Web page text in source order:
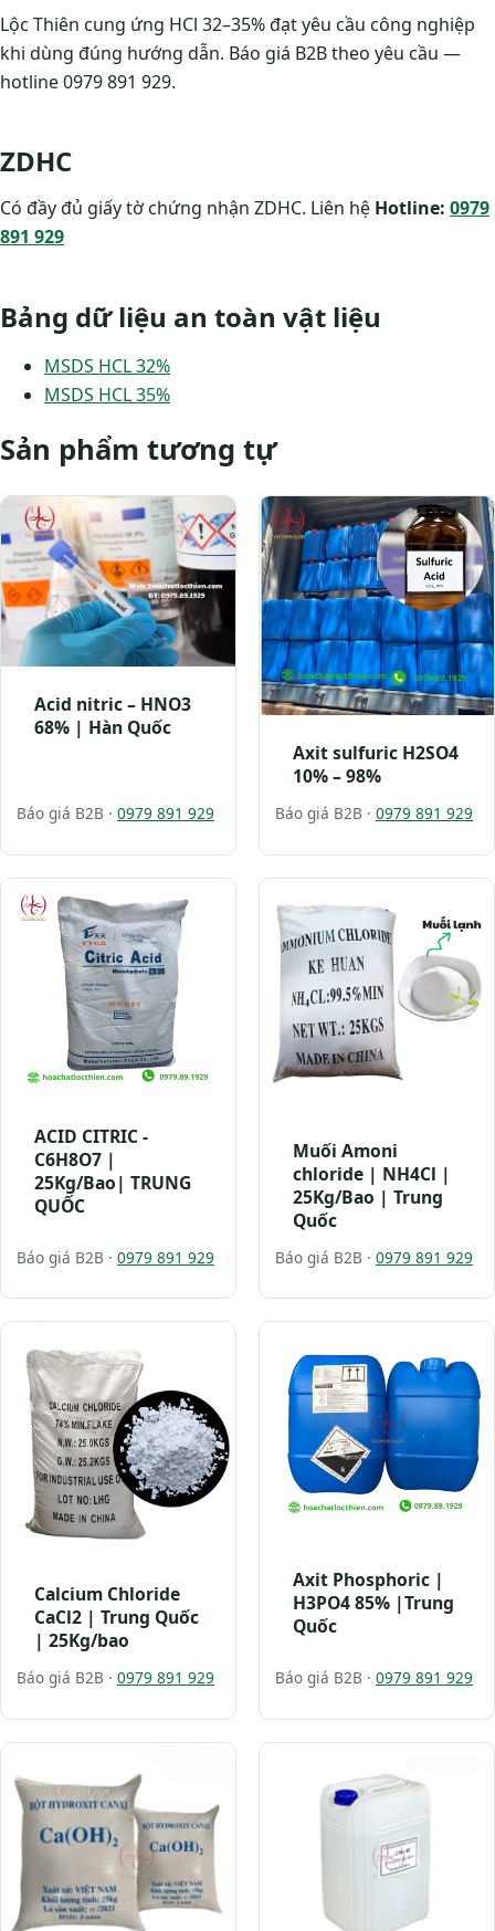
Lộc Thiên cung ứng HCl 32–35% đạt yêu cầu công nghiệp
khi dùng đúng hướng dẫn. Báo giá B2B theo yêu cầu —
hotline 0979 891 929.
ZDHC
Có đầy đủ giấy tờ chứng nhận ZDHC. Liên hệ Hotline: 0979
891 929
Bảng dữ liệu an toàn vật liệu
MSDS HCL 32%
MSDS HCL 35%
Sản phẩm tương tự
Acid nitric – HNO3
68% | Hàn Quốc
Báo giá B2B · 0979 891 929
Axit sulfuric H2SO4
10% – 98%
Báo giá B2B · 0979 891 929
ACID CITRIC -
C6H8O7 |
25Kg/Bao| TRUNG
QUỐC
Báo giá B2B · 0979 891 929
Muối Amoni
chloride | NH4Cl |
25Kg/Bao | Trung
Quốc
Báo giá B2B · 0979 891 929
Calcium Chloride
CaCl2 | Trung Quốc
| 25Kg/bao
Báo giá B2B · 0979 891 929
Axit Phosphoric |
H3PO4 85% |Trung
Quốc
Báo giá B2B · 0979 891 929